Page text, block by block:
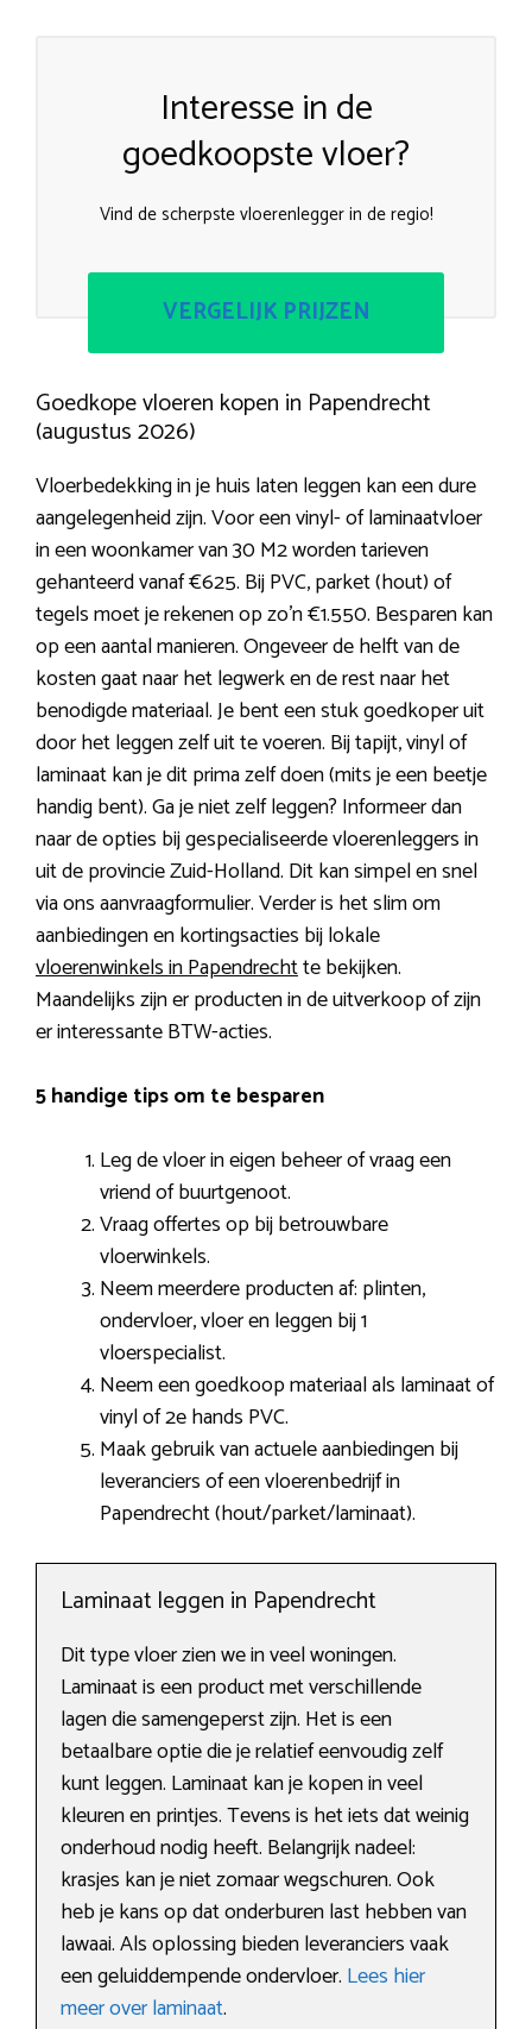
Interesse in de
goedkoopste vloer?
Vind de scherpste vloerenlegger in de regio!
VERGELIJK PRIJZEN
Goedkope vloeren kopen in Papendrecht
(augustus 2026)
Vloerbedekking in je huis laten leggen kan een dure
aangelegenheid zijn. Voor een vinyl- of laminaatvloer
in een woonkamer van 30 M2 worden tarieven
gehanteerd vanaf €625. Bij PVC, parket (hout) of
tegels moet je rekenen op zo’n €1.550. Besparen kan
op een aantal manieren. Ongeveer de helft van de
kosten gaat naar het legwerk en de rest naar het
benodigde materiaal. Je bent een stuk goedkoper uit
door het leggen zelf uit te voeren. Bij tapijt, vinyl of
laminaat kan je dit prima zelf doen (mits je een beetje
handig bent). Ga je niet zelf leggen? Informeer dan
naar de opties bij gespecialiseerde vloerenleggers in
uit de provincie Zuid-Holland. Dit kan simpel en snel
via ons aanvraagformulier. Verder is het slim om
aanbiedingen en kortingsacties bij lokale
vloerenwinkels in Papendrechtte bekijken.
Maandelijks zijn er producten in de uitverkoop of zijn
er interessante BTW-acties.
5 handige tips om te besparen
Leg de vloer in eigen beheer of vraag een
vriend of buurtgenoot.
Vraag offertes op bij betrouwbare
vloerwinkels.
Neem meerdere producten af: plinten,
ondervloer, vloer en leggen bij 1
vloerspecialist.
Neem een goedkoop materiaal als laminaat of
vinyl of 2e hands PVC.
Maak gebruik van actuele aanbiedingen bij
leveranciers of een vloerenbedrijf in
Papendrecht (hout/parket/laminaat).
Laminaat leggen in Papendrecht
Dit type vloer zien we in veel woningen.
Laminaat is een product met verschillende
lagen die samengeperst zijn. Het is een
betaalbare optie die je relatief eenvoudig zelf
kunt leggen. Laminaat kan je kopen in veel
kleuren en printjes. Tevens is het iets dat weinig
onderhoud nodig heeft. Belangrijk nadeel:
krasjes kan je niet zomaar wegschuren. Ook
heb je kans op dat onderburen last hebben van
lawaai. Als oplossing bieden leveranciers vaak
een geluiddempende ondervloer. Lees hier
meer over laminaat.